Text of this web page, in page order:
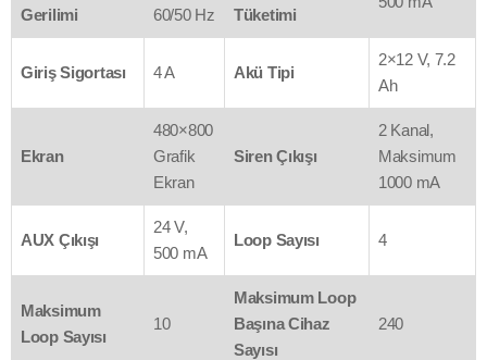
Gerilimi 60/50 Hz Tüketimi
Giriş Sigortası 4 A Akü Tipi
2×12 V, 7.2
Ah
Ekran
480×800
Grafik
Ekran
Siren Çıkışı
2 Kanal,
Maksimum
1000 mA
AUX Çıkışı
24 V,
500 mA
Loop Sayısı 4
Maksimum
Loop Sayısı
10
Maksimum Loop
Başına Cihaz
Sayısı
240